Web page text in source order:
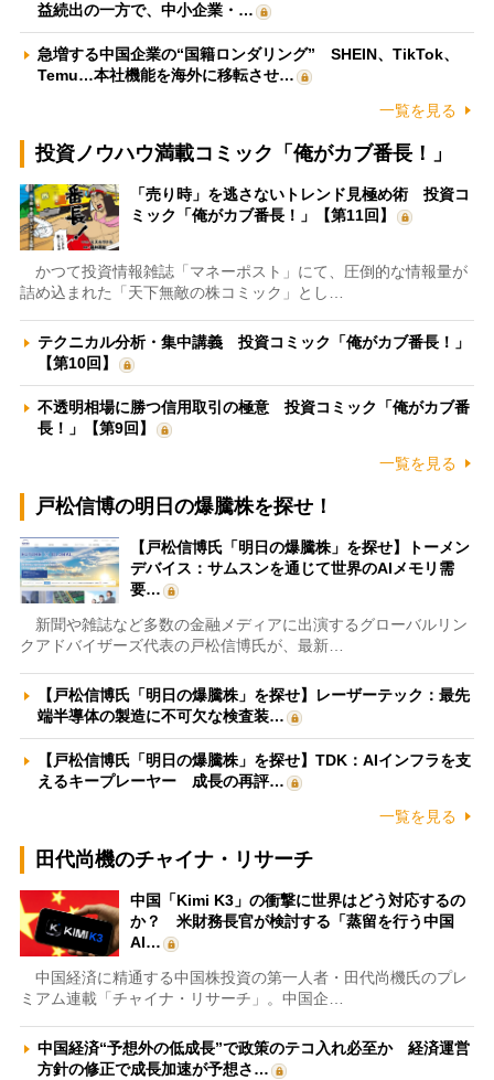
益続出の一方で、中小企業・…
急増する中国企業の“国籍ロンダリング” SHEIN、TikTok、
Temu…本社機能を海外に移転させ…
一覧を見る
投資ノウハウ満載コミック「俺がカブ番長！」
「売り時」を逃さないトレンド見極め術 投資コ
ミック「俺がカブ番長！」【第11回】
かつて投資情報雑誌「マネーポスト」にて、圧倒的な情報量が
詰め込まれた「天下無敵の株コミック」とし…
テクニカル分析・集中講義 投資コミック「俺がカブ番長！」
【第10回】
不透明相場に勝つ信用取引の極意 投資コミック「俺がカブ番
長！」【第9回】
一覧を見る
戸松信博の明日の爆騰株を探せ！
【戸松信博氏「明日の爆騰株」を探せ】トーメン
デバイス：サムスンを通じて世界のAIメモリ需
要…
新聞や雑誌など多数の金融メディアに出演するグローバルリン
クアドバイザーズ代表の戸松信博氏が、最新…
【戸松信博氏「明日の爆騰株」を探せ】レーザーテック：最先
端半導体の製造に不可欠な検査装…
【戸松信博氏「明日の爆騰株」を探せ】TDK：AIインフラを支
えるキープレーヤー 成長の再評…
一覧を見る
田代尚機のチャイナ・リサーチ
中国「Kimi K3」の衝撃に世界はどう対応するの
か？ 米財務長官が検討する「蒸留を行う中国
AI…
中国経済に精通する中国株投資の第一人者・田代尚機氏のプレ
ミアム連載「チャイナ・リサーチ」。中国企…
中国経済“予想外の低成長”で政策のテコ入れ必至か 経済運営
方針の修正で成長加速が予想さ…